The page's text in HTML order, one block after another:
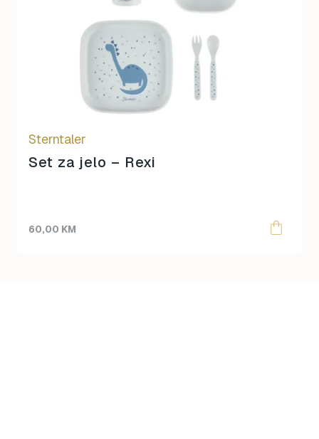
Sterntaler
Set za jelo – Rexi
60,00 KM